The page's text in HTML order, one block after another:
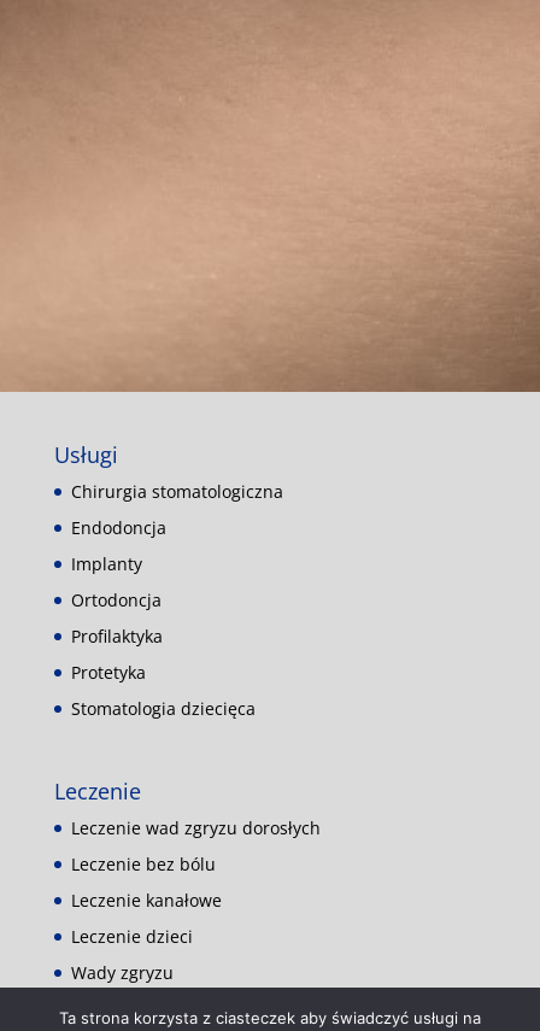
Usługi
Chirurgia stomatologiczna
Endodoncja
Implanty
Ortodoncja
Profilaktyka
Protetyka
Stomatologia dziecięca
Leczenie
Leczenie wad zgryzu dorosłych
Leczenie bez bólu
Leczenie kanałowe
Leczenie dzieci
Wady zgryzu
Ta strona korzysta z ciasteczek aby świadczyć usługi na